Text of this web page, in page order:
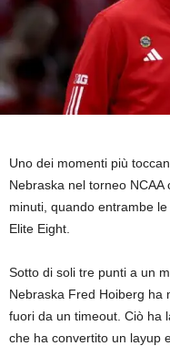
Uno dei momenti più
Nebraska nel torneo NCAA
minuti, quando entrambe
Elite Eight.
Sotto di soli tre punti a un
Nebraska Fred Hoiberg ha
fuori da un timeout. Ciò ha
che ha convertito un layup